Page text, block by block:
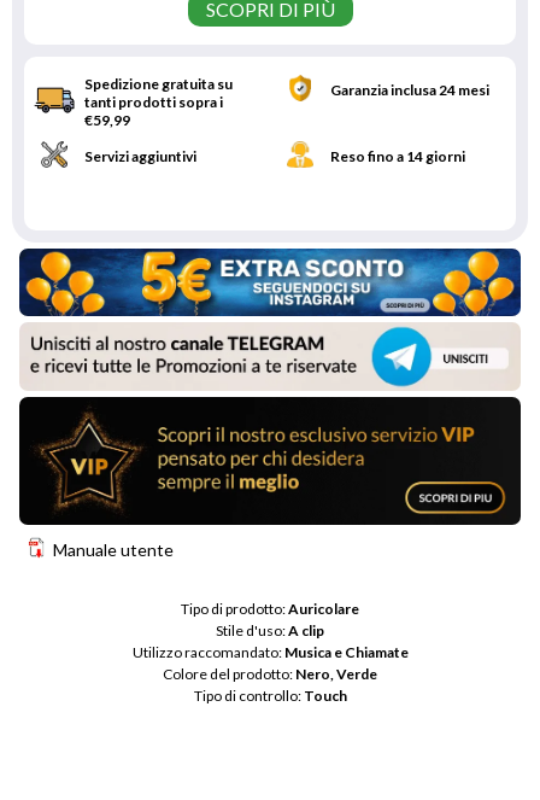
SCOPRI DI PIÙ
Spedizione gratuita su
tanti prodotti sopra i
€59,99
Garanzia inclusa 24 mesi
Servizi aggiuntivi Reso fino a 14 giorni
Manuale utente
Tipo di prodotto: Auricolare
Stile d'uso: A clip
Utilizzo raccomandato: Musica e Chiamate
Colore del prodotto: Nero, Verde
Tipo di controllo: Touch